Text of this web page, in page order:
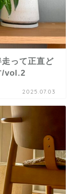
走って正直ど
/vol.2
2025.07.03